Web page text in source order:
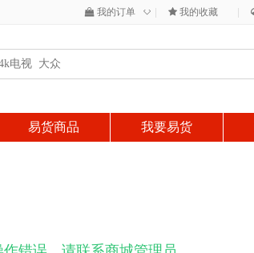
我的订单 ◇ 我的收藏
易货商品 我要易货